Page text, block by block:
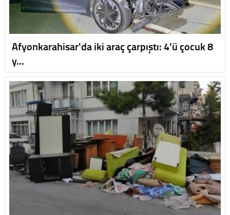
Afyonkarahisar'da iki araç çarpıştı: 4'ü çocuk 8
y…